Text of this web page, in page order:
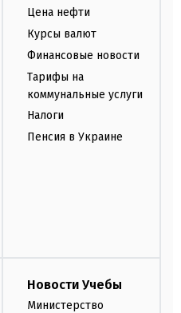
Цена нефти
Курсы валют
Финансовые новости
Тарифы на
коммунальные услуги
Налоги
Пенсия в Украине
Новости Учебы
Министерство